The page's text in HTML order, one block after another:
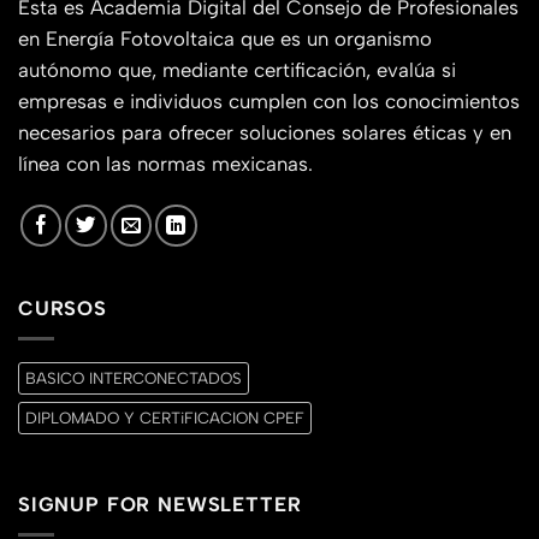
Esta es Academia Digital del Consejo de Profesionales
en Energía Fotovoltaica que es un organismo
autónomo que, mediante certificación, evalúa si
empresas e individuos cumplen con los conocimientos
necesarios para ofrecer soluciones solares éticas y en
línea con las normas mexicanas.
CURSOS
BASICO INTERCONECTADOS
DIPLOMADO Y CERTiFICACION CPEF
SIGNUP FOR NEWSLETTER